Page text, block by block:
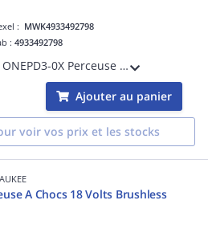
: MWK4933492798
:4933492798
M18 ONEPD3-0X Perceuse Percussion FUEL, 18V, 158Nm, Bluetooth, sans batterie - HD Box sans batterie ni chargeur
Ajouter au panier
voir vos prix et les stocks
A Chocs 18 Volts Brushless